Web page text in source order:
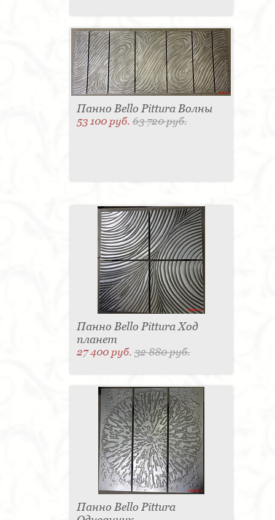
Панно Bello Pittura Волны
53 100 руб.63 720 руб.
Панно Bello Pittura Ход
планет
27 400 руб.32 880 руб.
Панно Bello Pittura